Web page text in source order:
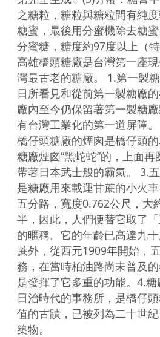
之糖粒，糖粒與糖粒間有純
糖蜜，最後用分蜜機除去糖
分蜜糖，糖度約97度以上（特
高雄橋頭糖廠是台灣第一座
灣最古老的糖廠。 1.第一製
日所看見和從前第一製糖廠
廠內至今仍保留著第一製糖
有台灣工業化的第一道屏障
橋仔頭糖廠的煙囪是橋仔頭
糖廠煙囪“黑蛇蛇”的，上面再
帶著日本武士般的霸氣。 3.
是糖廠用來載運甘蔗的小火
五分路，寬度0.762公尺，大
半，因此，人們便替它取了
的暱稱。它的年齡已高達九
蔗外，從西元1909年開始，
務，在當時柏油路尚未普及
是發揮了它多重的功能。4.
日治時代的事務所，是橋仔
值的古蹟，已被列為二十世
築物。